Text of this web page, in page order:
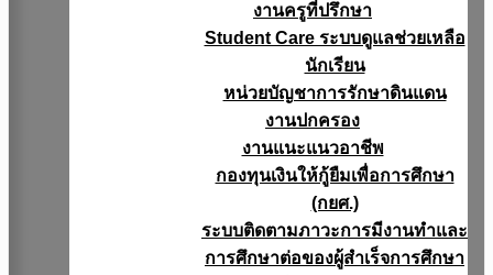
งานครูที่ปรึกษา
Student Care ระบบดูแลช่วยเหลือ
นักเรียน
หน่วยบัญชาการรักษาดินแดน
งานปกครอง
งานแนะแนวอาชีพ
กองทุนเงินให้กู้ยืมเพื่อการศึกษา
(กยศ.)
ระบบติดตามภาวะการมีงานทำและ
การศึกษาต่อของผู้สำเร็จการศึกษา